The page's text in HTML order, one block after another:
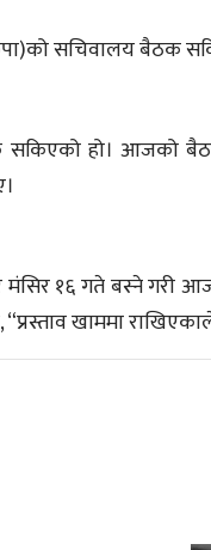
सचिवालय बैठक
हो। आजको
मंसिर १६ गते बस्ने
खाममा